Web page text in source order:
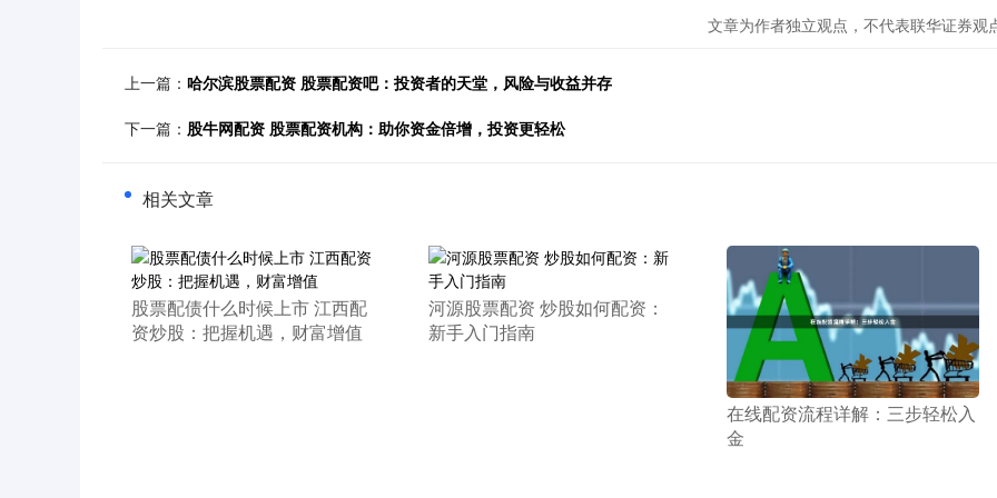
文章为作者独立观点，不代表联华证券观
上一篇： 哈尔滨股票配资 股票配资吧：投资者的天堂，风险与收益并存
下一篇： 股牛网配资 股票配资机构：助你资金倍增，投资更轻松
相关文章
​股票配债什么时候上市 江西配
资炒股：把握机遇，财富增值
​河源股票配资 炒股如何配资：
新手入门指南
​在线配资流程详解：三步轻松入
金